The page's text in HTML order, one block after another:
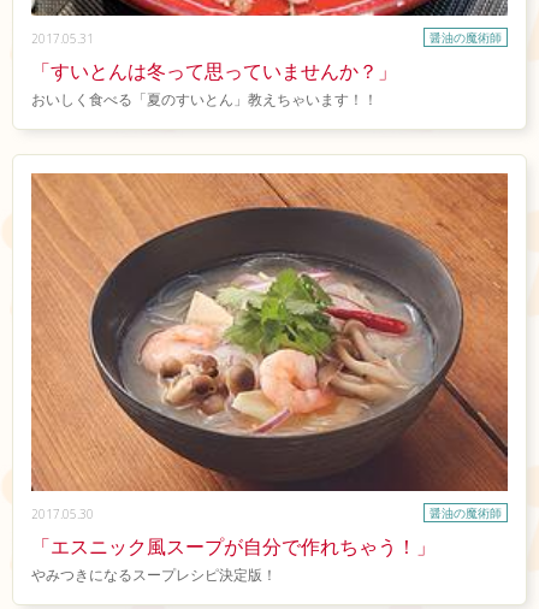
2017.05.31 醤油の魔術師
「すいとんは冬って思っていませんか？」
おいしく食べる「夏のすいとん」教えちゃいます！！
2017.05.30 醤油の魔術師
「エスニック風スープが自分で作れちゃう！」
やみつきになるスープレシピ決定版！